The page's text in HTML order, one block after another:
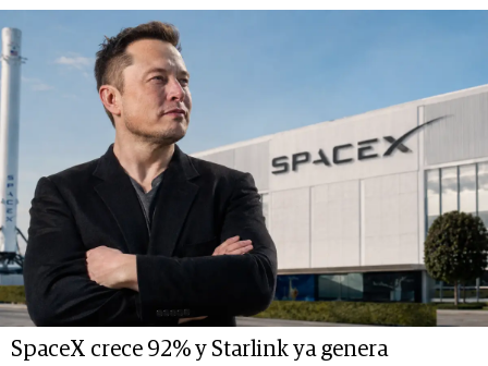
SpaceX crece 92% y Starlink ya genera